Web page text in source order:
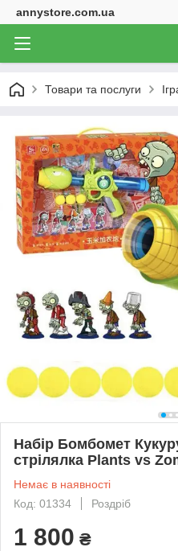
annystore.com.ua
Товари та послуги
Набір Бомбомет
стрілялка Plants vs
Немає в наявності
Код: 01334
Роздріб
1 800 ₴